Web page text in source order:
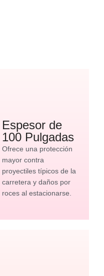
Espesor de
100 Pulgadas
Ofrece una protección
mayor contra
proyectiles típicos de la
carretera y daños por
roces al estacionarse.